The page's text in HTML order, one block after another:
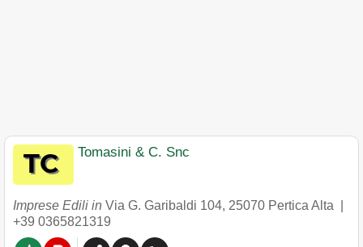
Tomasini & C. Snc
Imprese Edili in Via G. Garibaldi 104, 25070 Pertica Alta
+39 0365821319